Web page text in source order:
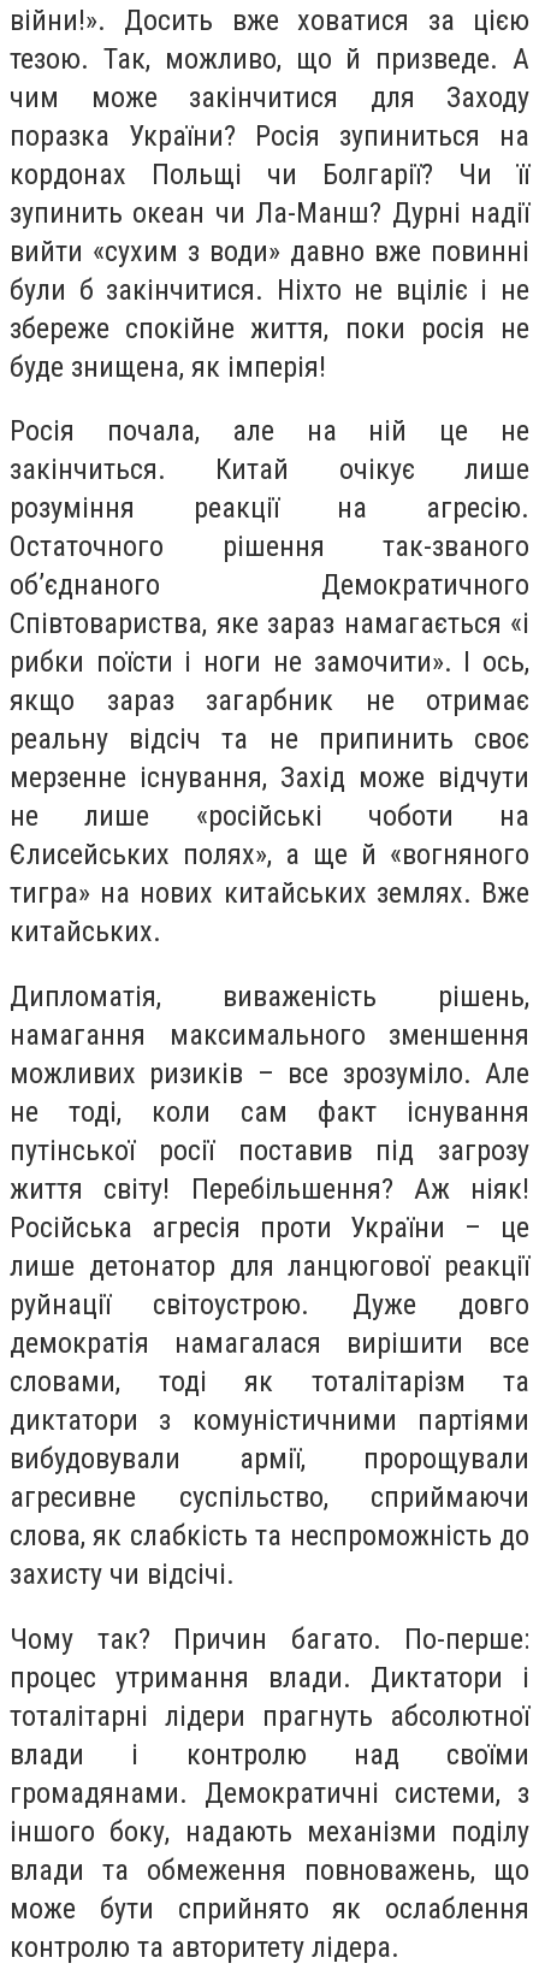
війни!». Досить вже ховатися за цією
тезою. Так, можливо, що й призведе. А
чим може закінчитися для Заходу
поразка України? Росія зупиниться на
кордонах Польщі чи Болгарії? Чи її
зупинить океан чи Ла-Манш? Дурні надії
вийти «сухим з води» давно вже повинні
були б закінчитися. Ніхто не вціліє і не
збереже спокійне життя, поки росія не
буде знищена, як імперія!
Росія почала, але на ній це не
закінчиться. Китай очікує лише
розуміння реакції на агресію.
Остаточного рішення так-званого
об’єднаного Демократичного
Співтовариства, яке зараз намагається «і
рибки поїсти і ноги не замочити». І ось,
якщо зараз загарбник не отримає
реальну відсіч та не припинить своє
мерзенне існування, Захід може відчути
не лише «російські чоботи на
Єлисейських полях», а ще й «вогняного
тигра» на нових китайських землях. Вже
китайських.
Дипломатія, виваженість рішень,
намагання максимального зменшення
можливих ризиків – все зрозуміло. Але
не тоді, коли сам факт існування
путінської росії поставив під загрозу
життя світу! Перебільшення? Аж ніяк!
Російська агресія проти України – це
лише детонатор для ланцюгової реакції
руйнації світоустрою. Дуже довго
демократія намагалася вирішити все
словами, тоді як тоталітарізм та
диктатори з комуністичними партіями
вибудовували армії, пророщували
агресивне суспільство, сприймаючи
слова, як слабкість та неспроможність до
захисту чи відсічі.
Чому так? Причин багато. По-перше:
процес утримання влади. Диктатори і
тоталітарні лідери прагнуть абсолютної
влади і контролю над своїми
громадянами. Демократичні системи, з
іншого боку, надають механізми поділу
влади та обмеження повноважень, що
може бути сприйнято як ослаблення
контролю та авторитету лідера.